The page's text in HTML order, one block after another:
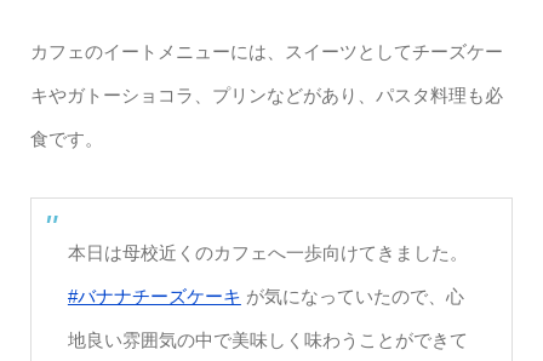
カフェのイートメニューには、スイーツとしてチーズケー
キやガトーショコラ、プリンなどがあり、パスタ料理も必
食です。
本日は母校近くのカフェへ一歩向けてきました。
#バナナチーズケーキ が気になっていたので、心
地良い雰囲気の中で美味しく味わうことができて